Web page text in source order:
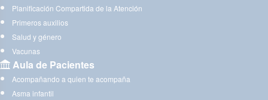
Planificación Compartida de la Atención
Primeros auxilios
Salud y género
Vacunas
Aula de Pacientes
Acompañando a quien te acompaña
Asma infantil